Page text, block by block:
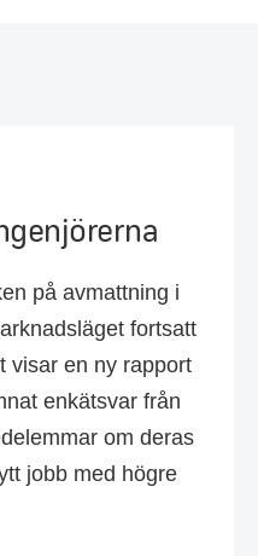
på avmattning i
fortsatt
visar en ny rapport
enkätsvar från
om deras
jobb med högre